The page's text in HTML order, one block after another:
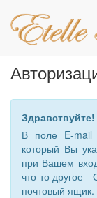
Здравствуйте!
В поле E-mail
который Вы
при Вашем
что-то другое
почтовый ящик.